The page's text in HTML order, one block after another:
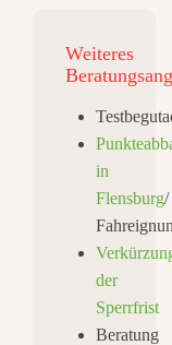
Weiteres
in
Flensburg/
der
Sperrfrist
Beratung